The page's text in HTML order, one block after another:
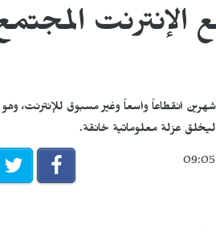
المجتمع
انقطاعاً واسعاً وغير مسبوق للإنترنت، وهو
عزلة معلوماتية خانقة.